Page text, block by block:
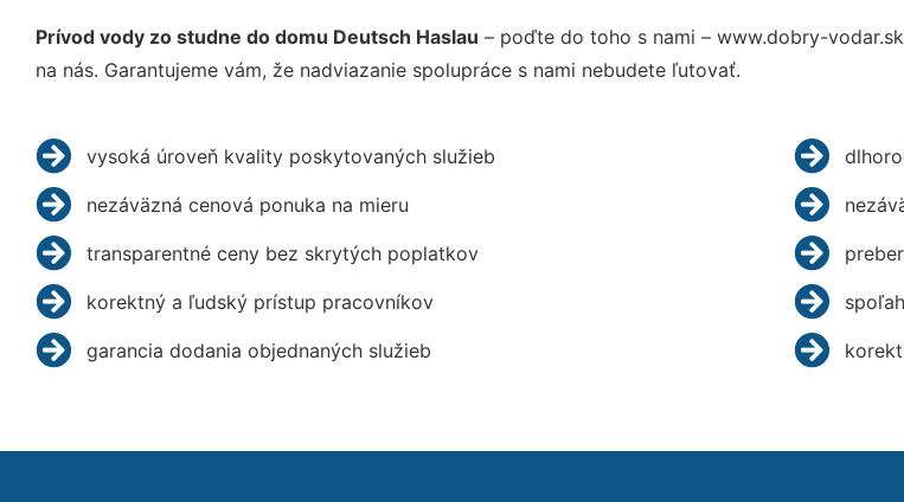
Prívod vody zo studne do domu Deutsch Haslau – poďte do toho s nami – www.dobry-
na nás. Garantujeme vám, že nadviazanie spolupráce s nami nebudete ľutovať.
vysoká úroveň kvality poskytovaných služieb
nezáväzná cenová ponuka na mieru
transparentné ceny bez skrytých poplatkov
korektný a ľudský prístup pracovníkov
garancia dodania objednaných služieb